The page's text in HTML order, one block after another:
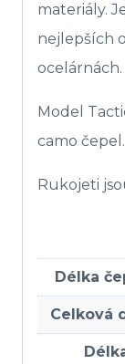
materiály.
nejlepších
ocelárnách.
Model
camo čepel.
Rukojeti
Délka
Celková